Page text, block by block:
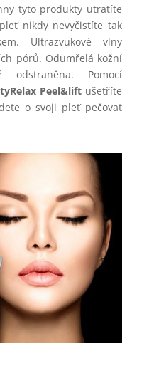
tyto produkty utratíte
nikdy nevyčistíte tak
Ultrazvukové vlny
pórů. Odumřelá kožní
odstraněna. Pomocí
Peel&lift ušetříte
o svoji pleť pečovat